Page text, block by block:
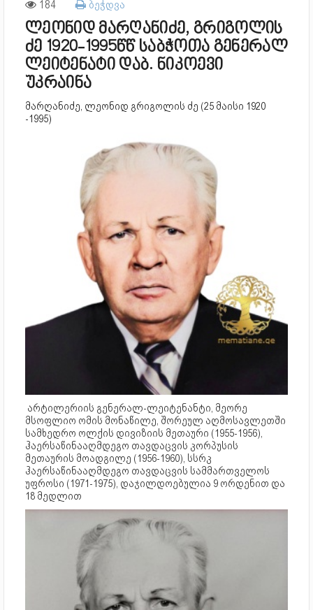
184 ბეჭდვა
ლეონიდ მარღანიძე, გრიგოლის
ძე 1920-1995წწ საბჭოთა გენერალ
ლეიტენატი დაბ. ნიკოევი
უკრაინა
მარღანიძე, ლეონიდ გრიგოლის ძე (25 მაისი 1920
-1995)
არტილერიის გენერალ-ლეიტენანტი, მეორე
მსოფლიო ომის მონაწილე, შორეულ აღმოსავლეთში
სამხედრო ოლქის დივიზიის მეთაური (1955-1956),
ჰაერსაწინააღმდეგო თავდაცვის კორპუსის
მეთაურის მოადგილე (1956-1960), სსრკ
ჰაერსაწინააღმდეგო თავდაცვის სამმართველოს
უფროსი (1971-1975), დაჯილდოებულია 9 ორდენით და
18 მედლით